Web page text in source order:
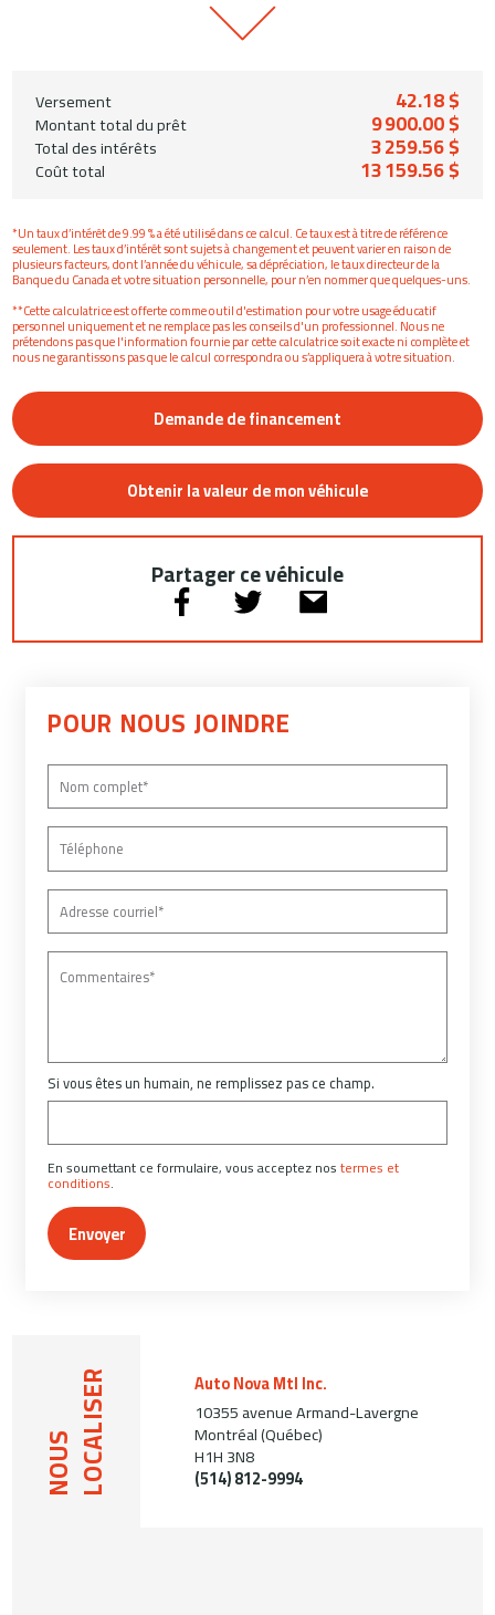
Versement 42.18 $
Montant total du prêt 9 900.00 $
Total des intérêts 3 259.56 $
Coût total 13 159.56 $
*Un taux d’intérêt de 9.99 % a été utilisé dans ce calcul. Ce taux est à titre de référence
seulement. Les taux d’intérêt sont sujets à changement et peuvent varier en raison de
plusieurs facteurs, dont l’année du véhicule, sa dépréciation, le taux directeur de la
Banque du Canada et votre situation personnelle, pour n’en nommer que quelques-uns.
**Cette calculatrice est offerte comme outil d'estimation pour votre usage éducatif
personnel uniquement et ne remplace pas les conseils d'un professionnel. Nous ne
prétendons pas que l'information fournie par cette calculatrice soit exacte ni complète et
nous ne garantissons pas que le calcul correspondra ou s’appliquera à votre situation.
Demande de financement
Obtenir la valeur de mon véhicule
Partager ce véhicule
POUR NOUS JOINDRE
Si vous êtes un humain, ne remplissez pas ce champ.
En soumettant ce formulaire, vous acceptez nostermes et
conditions.
Envoyer
NOUS LOCALISER
Auto Nova Mtl Inc.
10355 avenue Armand-Lavergne
Montréal (Québec)
H1H 3N8
(514) 812-9994